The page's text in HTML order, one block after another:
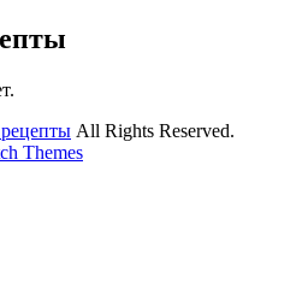
All Rights Reserved.
Themes